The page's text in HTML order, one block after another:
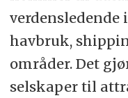
verdensledende
havbruk,
områder. Det
selskaper til